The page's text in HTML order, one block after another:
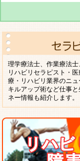
理学療法士、作業療法
リハビリセラピスト・
療・リハビリ業界のニ
キルアップ術など仕事
ネー情報も紹介します。